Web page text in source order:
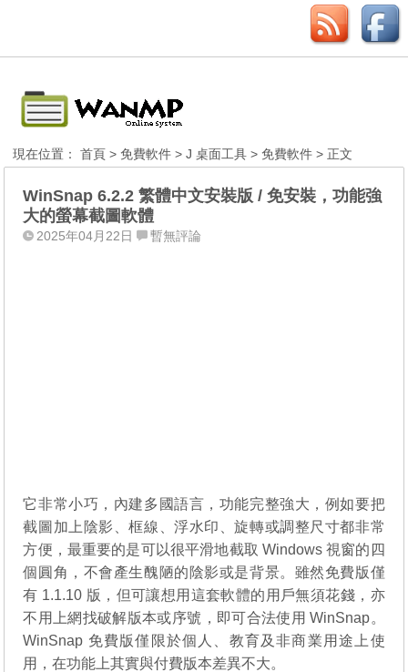
現在位置：首頁 >免費軟件 >J 桌面工具 >免費軟件 > 正文
WinSnap 6.2.2 繁體中文安裝版 / 免安裝，功能強
大的螢幕截圖軟體
2025年04月22日 暫無評論
它非常小巧，內建多國語言，功能完整強大，例如要把
截圖加上陰影、框線、浮水印、旋轉或調整尺寸都非常
方便，最重要的是可以很平滑地截取 Windows 視窗的四
個圓角，不會產生醜陋的陰影或是背景。雖然免費版僅
有 1.1.10 版，但可讓想用這套軟體的用戶無須花錢，亦
不用上網找破解版本或序號，即可合法使用 WinSnap。
WinSnap 免費版僅限於個人、教育及非商業用途上使
用，在功能上其實與付費版本差異不大。